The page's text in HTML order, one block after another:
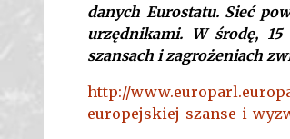
danych Eurostatu. Sieć
urzędnikami. W środę,
szansach i zagrożeniach
http://
europejskiej-szanse-i-